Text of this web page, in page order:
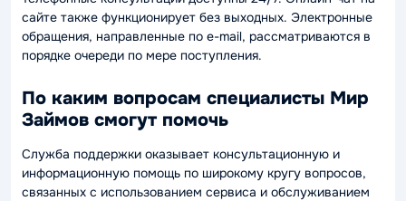
сайте также функционирует без выходных. Электронные
обращения, направленные по e-mail, рассматриваются в
порядке очереди по мере поступления.
По каким вопросам специалисты Мир
Займов смогут помочь
Служба поддержки оказывает консультационную и
информационную помощь по широкому кругу вопросов,
связанных с использованием сервиса и обслуживанием